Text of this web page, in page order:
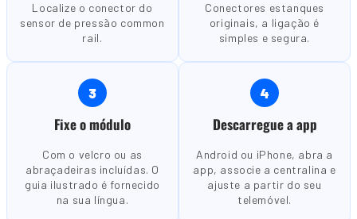
Localize o conector do
sensor de pressão common
rail.
Conectores estanques
originais, a ligação é
simples e segura.
3
Fixe o módulo
Com o velcro ou as
abraçadeiras incluídas. O
guia ilustrado é fornecido
na sua língua.
4
Descarregue a app
Android ou iPhone, abra a
app, associe a centralina e
ajuste a partir do seu
telemóvel.